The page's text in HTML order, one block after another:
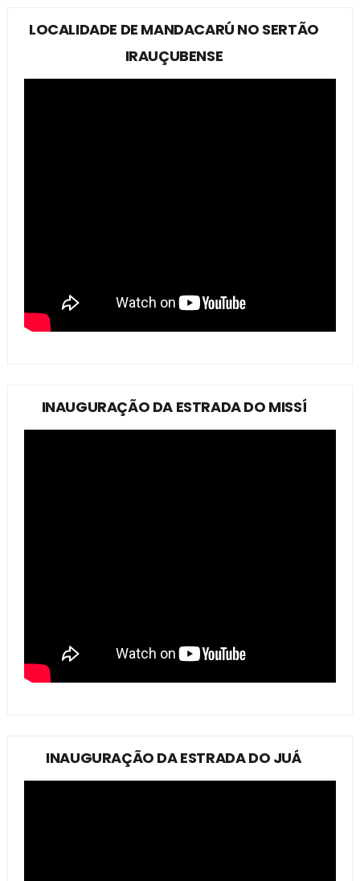
LOCALIDADE DE MANDACARÚ NO SERTÃO
IRAUÇUBENSE
INAUGURAÇÃO DA ESTRADA DO MISSÍ
INAUGURAÇÃO DA ESTRADA DO JUÁ